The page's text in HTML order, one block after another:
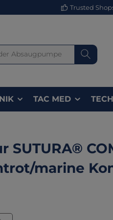
Trusted
TAC MED
marine